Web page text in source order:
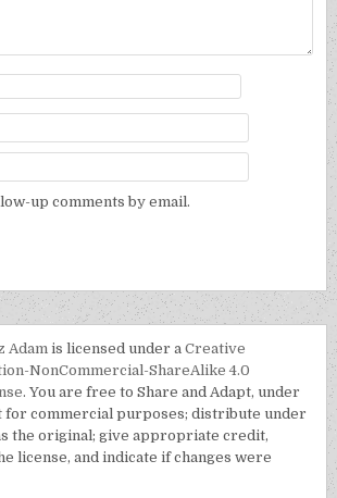
up comments by email.
Adam is licensed under aCreative
NonCommercial-ShareAlike 4.0
. You are free to Share and Adapt, under
for commercial purposes; distribute under
the original; give appropriate credit,
license, and indicate if changes were